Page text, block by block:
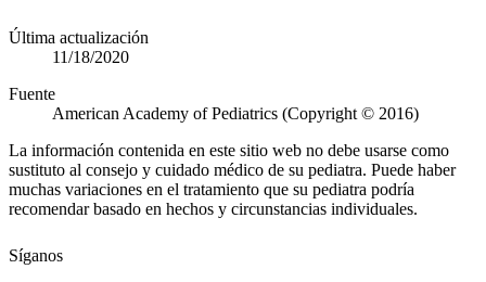
Última actualización
11/18/2020
Fuente
American Academy of Pediatrics (Copyright © 2016)
La información contenida en este sitio web no debe usarse como
sustituto al consejo y cuidado médico de su pediatra. Puede haber
muchas variaciones en el tratamiento que su pediatra podría
recomendar basado en hechos y circunstancias individuales.
Síganos